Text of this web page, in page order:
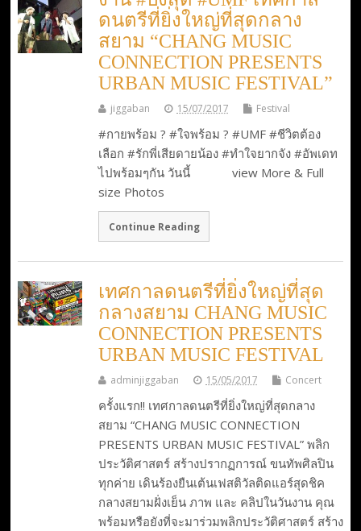
ดนตรีที่ยิ่งใหญ่ที่สุดกลาง
สยาม “CHANG MUSIC
CONNECTION PRESENTS
URBAN MUSIC FESTIVAL”
jiggaban 15/07/2017 Festival
#กายพร้อม ? #ใจพร้อม ? #UMF #ชีวิตต้อง
เลือก #รักพี่เสียดายน้อง #ทำใจยากจัง #อัพเดท
ไปพร้อมๆกัน วันนี้ view More & Full
size Photos
Continue Reading
เทศกาลดนตรีที่ยิ่งใหญ่ที่สุด
กลางสยาม CHANG MUSIC
CONNECTION PRESENTS
URBAN MUSIC FESTIVAL
adminjiggaban 15/05/2017 Concert
ครั้งแรก!! เทศกาลดนตรีที่ยิ่งใหญ่ที่สุดกลาง
สยาม “CHANG MUSIC CONNECTION
PRESENTS URBAN MUSIC FESTIVAL” พลิก
ประวัติศาสตร์ สร้างปรากฏการณ์ ขนทัพศิลปิน
ทุกค่าย เดินร้องยืนเต้นเฟสติวัลติดแอร์สุดชิค
กลางสยามฝั่งเย็น ภาพ และ คลิปในวันงาน คุณ
พร้อมหรือยังที่จะมาร่วมพลิกประวัติศาสตร์ สร้าง